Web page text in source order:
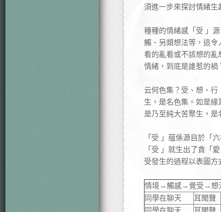
須進一步來探討情緒生
種種的情緒感「受 」
觸、另類想法等，這
看的亂看或不該想的
情緒，到底是誰惹的
云何色集？受、想、
生，是名色集。如是
是乃至純大苦聚生，
「受 」蘊係源自於「
「受 」就生出了貪「
受發生的過程以表圖方
情境→觸感→覺受→想
同學在聊天
耳聞聲
同學在聊天
耳聞聲